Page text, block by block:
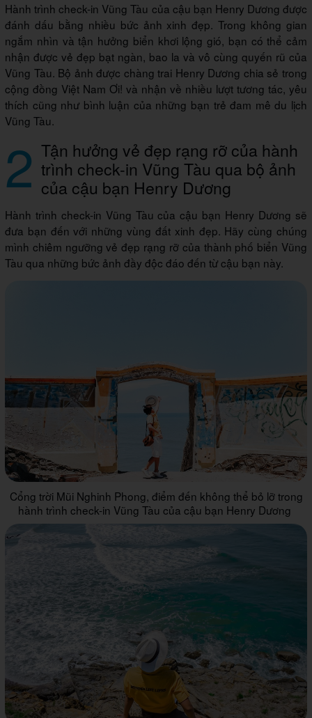
Hành trình check-in Vũng Tàu của cậu bạn Henry Dương được
đánh dấu bằng nhiều bức ảnh xinh đẹp. Trong không gian
ngắm nhìn và tận hưởng biển khơi lộng gió, bạn có thể cảm
nhận được vẻ đẹp bạt ngàn, bao la và vô cùng quyến rũ của
Vũng Tàu. Bộ ảnh được chàng trai Henry Dương chia sẻ trong
cộng đồng Việt Nam Ơi! và nhận về nhiều lượt tương tác, yêu
thích cũng như bình luận của những bạn trẻ đam mê du lịch
Vũng Tàu.
2 Tận hưởng vẻ đẹp rạng rỡ của hành
trình check-in Vũng Tàu qua bộ ảnh
của cậu bạn Henry Dương
Hành trình check-in Vũng Tàu của cậu bạn Henry Dương sẽ
đưa bạn đến với những vùng đất xinh đẹp. Hãy cùng chúng
mình chiêm ngưỡng vẻ đẹp rạng rỡ của thành phố biển Vũng
Tàu qua những bức ảnh đầy độc đáo đến từ cậu bạn này.
Cổng trời Mũi Nghinh Phong, điểm đến không thể bỏ lỡ trong
hành trình check-in Vũng Tàu của cậu bạn Henry Dương